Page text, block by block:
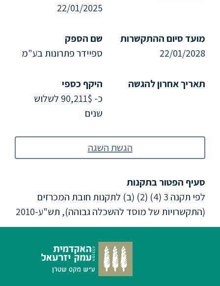
היחידה
אנגלית
ועברית
אקדמי
לימודי
חוץ
22/01/2025
מועד סיום ההתקשרות
22/01/2028
שם הספק
ספיידר פתרונות בע"מ
תאריך אחרון להגשה
היקף כספי
כ- 90,211$ לשלוש
שנים
הגשת השגה
סעיף הפטור בתקנות
לפי תקנה 3 (4) (2) (ב) לתקנות חובת המכרזים
(התקשרויות של מוסד להשכלה גבוהה), תש"ע-2010